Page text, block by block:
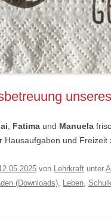
Fatima und Manuela
Hausaufgaben und Freizeit
von Lehrkraft unter
(Downloads), Leben,